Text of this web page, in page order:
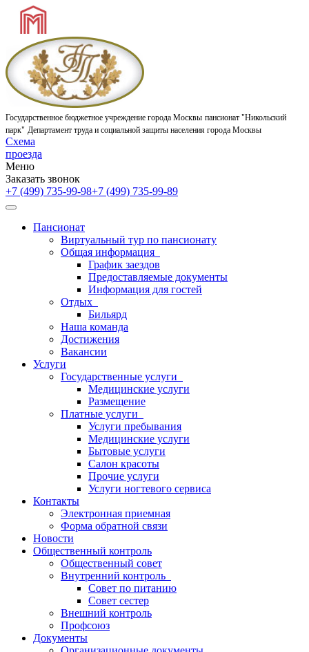
Государственное бюджетное учреждение города Москвы пансионат "Никольский
парк" Департамент труда и социальной защиты населения города Москвы
Схема
проезда
Меню
Заказать звонок
+7 (499) 735-99-98+7 (499) 735-99-89
Пансионат
Виртуальный тур по пансионату
Общая информация
График заездов
Предоставляемые документы
Информация для гостей
Отдых
Бильярд
Наша команда
Достижения
Вакансии
Услуги
Государственные услуги
Медицинские услуги
Размещение
Платные услуги
Услуги пребывания
Медицинские услуги
Бытовые услуги
Салон красоты
Прочие услуги
Услуги ногтевого сервиса
Контакты
Электронная приемная
Форма обратной связи
Новости
Общественный контроль
Общественный совет
Внутренний контроль
Совет по питанию
Совет сестер
Внешний контроль
Профсоюз
Документы